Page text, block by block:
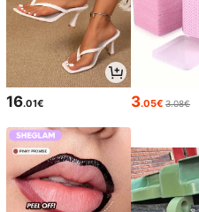
16.01€ 3.05€ 3.08€